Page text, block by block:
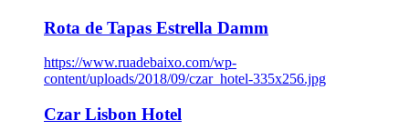
Rota de Tapas Estrella Damm
https://www.ruadebaixo.com/wp-
content/uploads/2018/09/czar_hotel-335x256.jpg
Czar Lisbon Hotel